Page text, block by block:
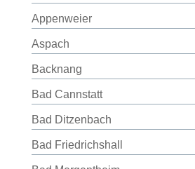
Appenweier
Aspach
Backnang
Bad Cannstatt
Bad Ditzenbach
Bad Friedrichshall